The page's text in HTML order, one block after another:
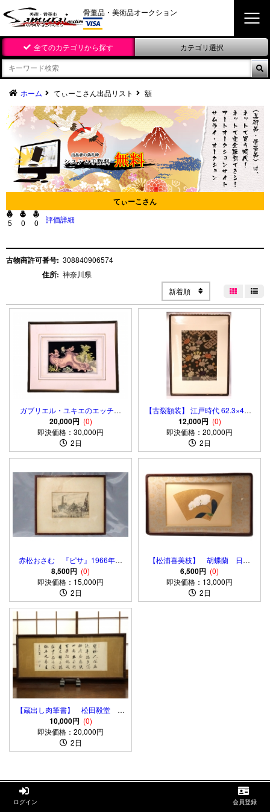
骨董品・美術品オークション
全てのカテゴリから探す カテゴリ選択

ホーム てぃーこさん出品リスト 額
てぃーこさん

5

0

0 評価詳細
古物商許可番号: 308840906574
住所: 神奈川県
新着順
 
ガブリエル・ユキエのエッチン
グ ジャック・ド・ラジュ原画
18世紀ロココ芸術
20,000円 (0)
即決価格：30,000円
2日
【古裂額装】 江戸時代 62.3×45.8
ｃｍ
12,000円 (0)
即決価格：20,000円
2日
赤松おさむ 『ピサ』1966年
水彩画 桑縁ガラス額 画廊シー
ル
8,500円 (0)
即決価格：15,000円
2日
【松浦喜美枝】 胡蝶蘭 日本
画 扇面 額入
6,500円 (0)
即決価格：13,000円
2日
【蔵出し肉筆書】 松田毅堂
横額/扁額
10,000円 (0)
即決価格：20,000円
2日

ログイン

会員登録